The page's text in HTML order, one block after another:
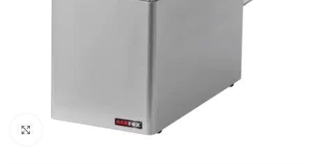
Klick zum Vergrößern